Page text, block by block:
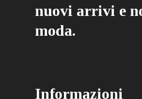
nuovi arrivi e
moda.
Informazioni